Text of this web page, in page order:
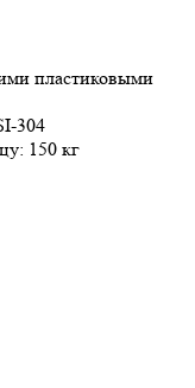
пластиковыми
304
150 кг